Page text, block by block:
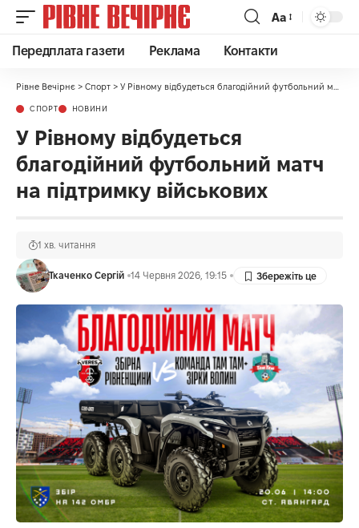
Аа
Передплата газети Реклама Контакти
Рівне Вечірнє > Спорт > У Рівному відбудеться благодійний футбольний матч на підтримку військових
СПОРТ НОВИНИ
У Рівному відбудеться
благодійний футбольний матч
на підтримку військових
Ткаченко Сергій 14 Червня 2026, 19:15
1 хв. читання